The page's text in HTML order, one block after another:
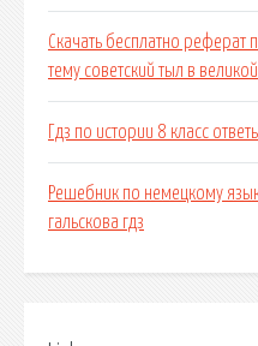
Скачать бесплатно реферат
тему советский тыл в
Гдз по истории 8 класс
Решебник по немецкому
гальскова гдз